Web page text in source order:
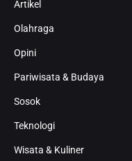
Artikel
Olahraga
Opini
Pariwisata & Budaya
Sosok
Teknologi
Wisata & Kuliner